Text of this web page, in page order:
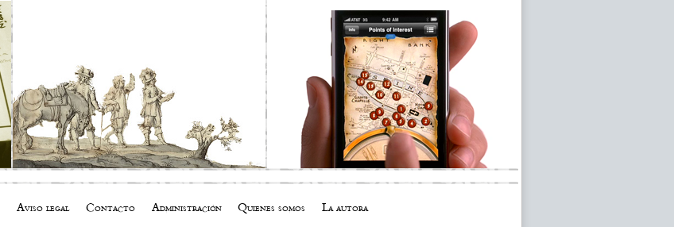
Aviso legal Contacto Administración Quienes somos La autora